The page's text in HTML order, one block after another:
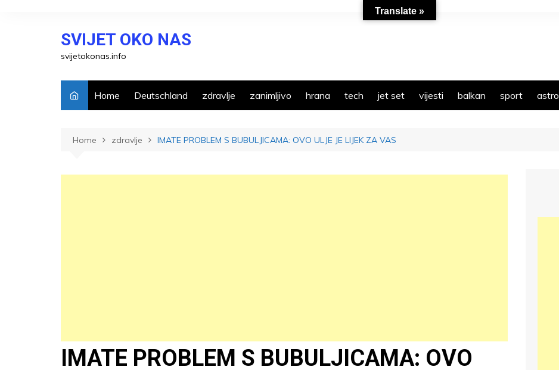
SVIJET OKO NAS
svijetokonas.info
Home Deutschland zdravlje zanimljivo hrana tech jet set vijesti balkan sport astro
Home zdravlje IMATE PROBLEM S BUBULJICAMA: OVO ULJE JE LIJEK ZA VAS
IMATE PROBLEM S BUBULJICAMA: OVO
Translate »